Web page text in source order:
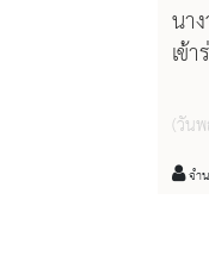
นา
เข้
(วัน
จำ